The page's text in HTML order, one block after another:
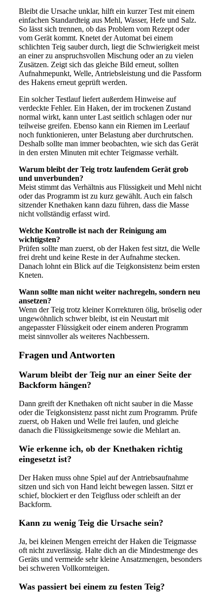
Bleibt die Ursache unklar, hilft ein kurzer Test mit einem
einfachen Standardteig aus Mehl, Wasser, Hefe und Salz.
So lässt sich trennen, ob das Problem vom Rezept oder
vom Gerät kommt. Knetet der Automat bei einem
schlichten Teig sauber durch, liegt die Schwierigkeit meist
an einer zu anspruchsvollen Mischung oder an zu vielen
Zusätzen. Zeigt sich das gleiche Bild erneut, sollten
Aufnahmepunkt, Welle, Antriebsleistung und die Passform
des Hakens erneut geprüft werden.
Ein solcher Testlauf liefert außerdem Hinweise auf
verdeckte Fehler. Ein Haken, der im trockenen Zustand
normal wirkt, kann unter Last seitlich schlagen oder nur
teilweise greifen. Ebenso kann ein Riemen im Leerlauf
noch funktionieren, unter Belastung aber durchrutschen.
Deshalb sollte man immer beobachten, wie sich das Gerät
in den ersten Minuten mit echter Teigmasse verhält.
Warum bleibt der Teig trotz laufendem Gerät grob
und unverbunden?
Meist stimmt das Verhältnis aus Flüssigkeit und Mehl nicht
oder das Programm ist zu kurz gewählt. Auch ein falsch
sitzender Knethaken kann dazu führen, dass die Masse
nicht vollständig erfasst wird.
Welche Kontrolle ist nach der Reinigung am
wichtigsten?
Prüfen sollte man zuerst, ob der Haken fest sitzt, die Welle
frei dreht und keine Reste in der Aufnahme stecken.
Danach lohnt ein Blick auf die Teigkonsistenz beim ersten
Kneten.
Wann sollte man nicht weiter nachregeln, sondern neu
ansetzen?
Wenn der Teig trotz kleiner Korrekturen ölig, bröselig oder
ungewöhnlich schwer bleibt, ist ein Neustart mit
angepasster Flüssigkeit oder einem anderen Programm
meist sinnvoller als weiteres Nachbessern.
Fragen und Antworten
Warum bleibt der Teig nur an einer Seite der
Backform hängen?
Dann greift der Knethaken oft nicht sauber in die Masse
oder die Teigkonsistenz passt nicht zum Programm. Prüfe
zuerst, ob Haken und Welle frei laufen, und gleiche
danach die Flüssigkeitsmenge sowie die Mehlart an.
Wie erkenne ich, ob der Knethaken richtig
eingesetzt ist?
Der Haken muss ohne Spiel auf der Antriebsaufnahme
sitzen und sich von Hand leicht bewegen lassen. Sitzt er
schief, blockiert er den Teigfluss oder schleift an der
Backform.
Kann zu wenig Teig die Ursache sein?
Ja, bei kleinen Mengen erreicht der Haken die Teigmasse
oft nicht zuverlässig. Halte dich an die Mindestmenge des
Geräts und vermeide sehr kleine Ansatzmengen, besonders
bei schweren Vollkornteigen.
Was passiert bei einem zu festen Teig?